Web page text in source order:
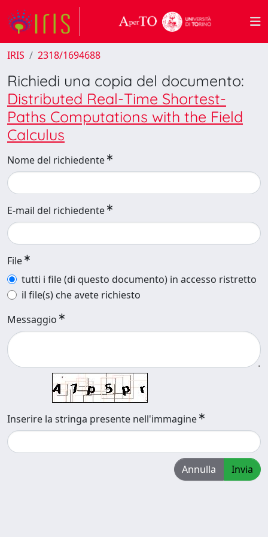
IRIS 2318/1694688
Richiedi una copia del documento:
Distributed Real-Time Shortest-
Paths Computations with the Field
Calculus
Nome del richiedente
E-mail del richiedente
File
tutti i file (di questo documento) in accesso ristretto
il file(s) che avete richiesto
Messaggio
Inserire la stringa presente nell'immagine
Annulla Invia